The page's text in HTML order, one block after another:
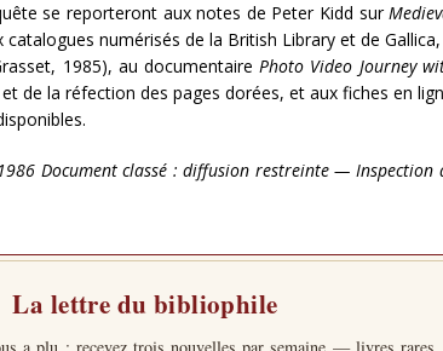
se reporteront aux notes de Peter Kidd sur
numérisés de la British Library et de Gallica,
1985), au documentairePhoto Video Journey
de la réfection des pages dorées, et aux fiches en
Document classé : diffusion restreinte — Inspection
La lettre du bibliophile
a plu : recevez trois nouvelles par semaine — livres rares,